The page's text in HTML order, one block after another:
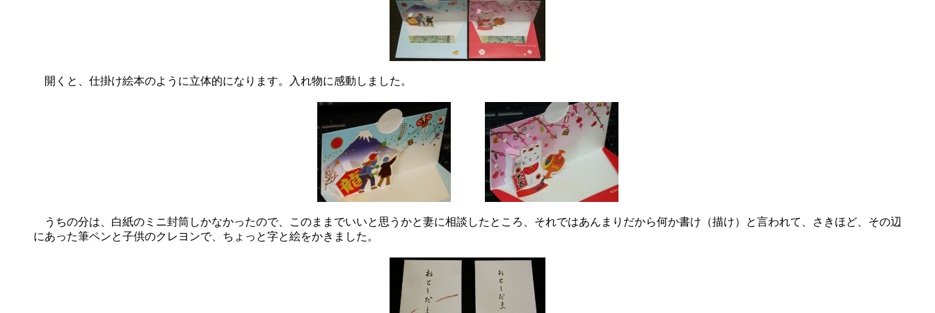
開くと、仕掛け絵本のように立体的になります。入れ物に感動しました。
うちの分は、白紙のミニ封筒しかなかったので、このままでいいと思うかと妻に相談したところ、それではあんまりだから何か書け（描け）と言われて、さきほど、その辺
にあった筆ペンと子供のクレヨンで、ちょっと字と絵をかきました。